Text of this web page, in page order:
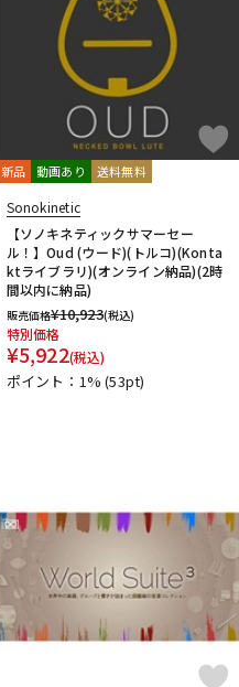
新品 動画あり 送料無料
Sonokinetic
【ソノキネティックサマーセー
ル！】Oud (ウード)(トルコ)(Konta
ktライブラリ)(オンライン納品)(2時
間以内に納品)
販売価格¥10,923(税込)
特別価格
¥5,922(税込)
ポイント：1%(53pt)